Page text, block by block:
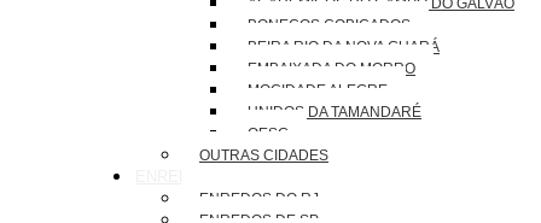
BONECOS COBIÇADOS
BEIRA RIO DA NOVA GUARÁ
EMBAIXADA DO MORRO
MOCIDADE ALEGRE
UNIDOS DA TAMANDARÉ
OESG
OUTRAS CIDADES
ENREDOS DO RJ